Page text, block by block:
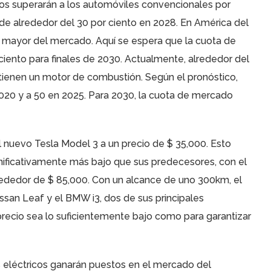
superarán a los automóviles convencionales por
alrededor del 30 por ciento en 2028. En América del
del mercado. Aquí se espera que la cuota de
para finales de 2030. Actualmente, alrededor del
un motor de combustión. Según el pronóstico,
y a 50 en 2025. Para 2030, la cuota de mercado
Tesla Model 3 a un precio de $ 35,000. Esto
más bajo que sus predecesores, con el
de $ 85,000. Con un alcance de uno 300km, el
Leaf y el BMW i3, dos de sus principales
sea lo suficientemente bajo como para garantizar
ganarán puestos en el mercado del